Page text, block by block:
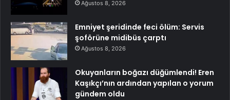
Ağustos 8, 2026
Emniyet şeridinde feci ölüm: Servis
şoförüne midibüs çarptı
Ağustos 8, 2026
Okuyanların boğazı düğümlendi! Eren
Kaşıkçı’nın ardından yapılan o yorum
gündem oldu